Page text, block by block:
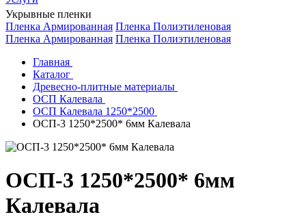
Укрывные пленки
Пленка Армированная Пленка Полиэтиленовая
Пленка Армированная Пленка Полиэтиленовая
Главная
Каталог
Древесно-плитные материалы
ОСП Калевала
ОСП Калевала 1250*2500
ОСП-3 1250*2500* 6мм Калевала
ОСП-3 1250*2500* 6мм
Калевала